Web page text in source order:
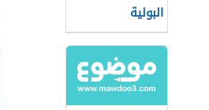
البولية